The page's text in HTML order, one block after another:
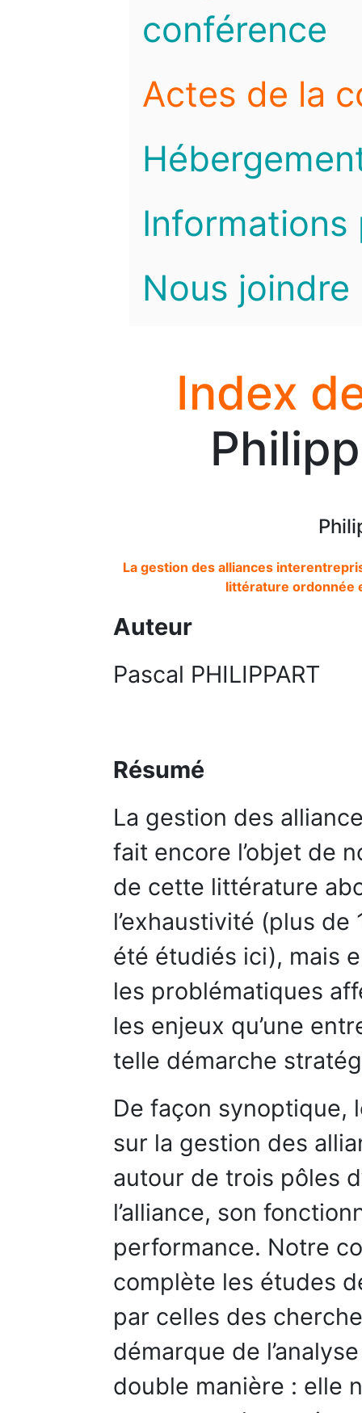
conférence
Actes de la
Informations
Nous joindre
Index
La gestion des alliances
littérature ordonnée
Auteur
Pascal PHILIPPART
Résumé
La gestion des
fait encore l’objet de
de cette littérature
l’exhaustivité (plus
été étudiés ici), mais
les problématiques
les enjeux qu’une
telle démarche
De façon synoptique,
sur la gestion des
autour de trois pôles
l’alliance, son
performance. Notre
complète les études
par celles des
démarque de
double manière : elle